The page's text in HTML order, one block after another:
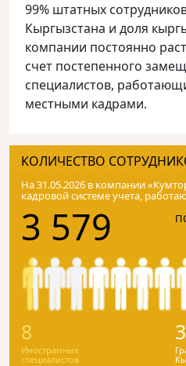
99% штатных
Кыргызстана и доля
компании постоянно
счет постепенного
специалистов,
местными кадрами.
КОЛИЧЕСТВО
На 31.05.2026 в компании
кадровой системе учета,
3 579
8
Иностранных
специалистов